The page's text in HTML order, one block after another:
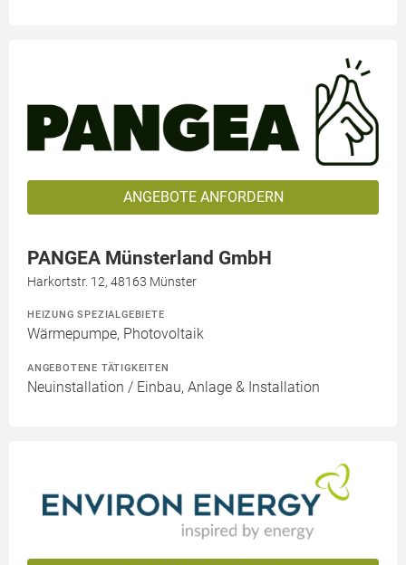
ANGEBOTE ANFORDERN
PANGEA Münsterland GmbH
Harkortstr. 12, 48163 Münster
HEIZUNG SPEZIALGEBIETE
Wärmepumpe, Photovoltaik
ANGEBOTENE TÄTIGKEITEN
Neuinstallation / Einbau, Anlage & Installation